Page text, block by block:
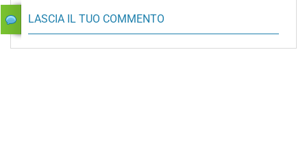
LASCIA IL TUO COMMENTO